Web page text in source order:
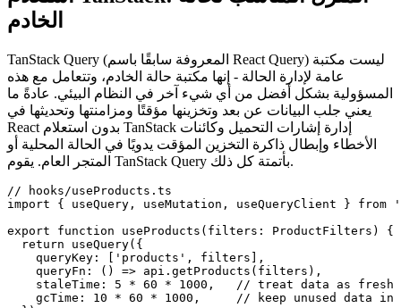
الخادم
TanStack Query (المعروفة سابقًا باسم React Query) ليست مكتبة
عامة لإدارة الحالة - إنها مكتبة حالة الخادم، وتتعامل مع هذه
المسؤولية بشكل أفضل من أي شيء آخر في النظام البيئي. عادةً ما
يعني جلب البيانات عن بعد وتخزينها مؤقتًا ومزامنتها وتحديثها في
React بدون استعلام TanStack إدارة إشارات التحميل وكائنات
الأخطاء وإبطال ذاكرة التخزين المؤقت يدويًا في الحالة المحلية أو
المتجر العام. يقوم TanStack Query بأتمتة كل ذلك.
// hooks/useProducts.ts
import { useQuery, useMutation, useQueryClient } from
export function useProducts(filters: ProductFilters) {
  return useQuery({
    queryKey: ['products', filters],
    queryFn: () => api.getProducts(filters),
staleTime: 5 * 60 * 1000,   // treat data as fresh
gcTime: 10 * 60 * 1000,     // keep unused data in